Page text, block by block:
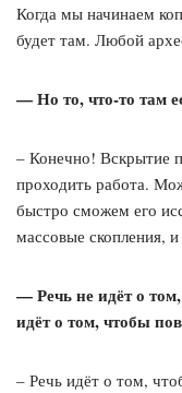
Когда мы начинаем
будет там. Любой
— Но то, что-то там
– Конечно! Вскрытие
проходить работа.
быстро сможем его
массовые скопления,
— Речь не идёт о
идёт о том, чтобы
– Речь идёт о том,